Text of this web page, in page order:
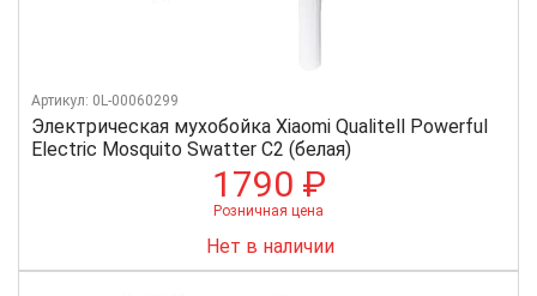
Электрическая мухобойка Xiaomi Qualitell Powerful
Electric Mosquito Swatter C2 (белая)
Артикул: 0L-00060299
1790 ₽
Розничная цена
Нет в наличии